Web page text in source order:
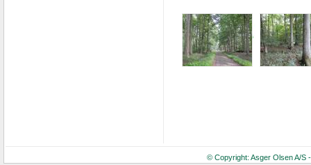
© Copyright: Asger Olsen A/S